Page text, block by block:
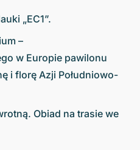
„EC1”.
–
w Europie pawilonu
i florę Azji Południowo-
Obiad na trasie we